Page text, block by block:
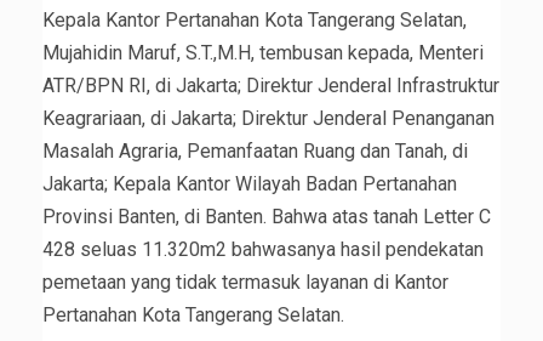
Kepala Kantor Pertanahan Kota Tangerang Selatan,
Mujahidin Maruf, S.T.,M.H, tembusan kepada, Menteri
ATR/BPN RI, di Jakarta; Direktur Jenderal Infrastruktur
Keagrariaan, di Jakarta; Direktur Jenderal Penanganan
Masalah Agraria, Pemanfaatan Ruang dan Tanah, di
Jakarta; Kepala Kantor Wilayah Badan Pertanahan
Provinsi Banten, di Banten. Bahwa atas tanah Letter C
428 seluas 11.320m2 bahwasanya hasil pendekatan
pemetaan yang tidak termasuk layanan di Kantor
Pertanahan Kota Tangerang Selatan.